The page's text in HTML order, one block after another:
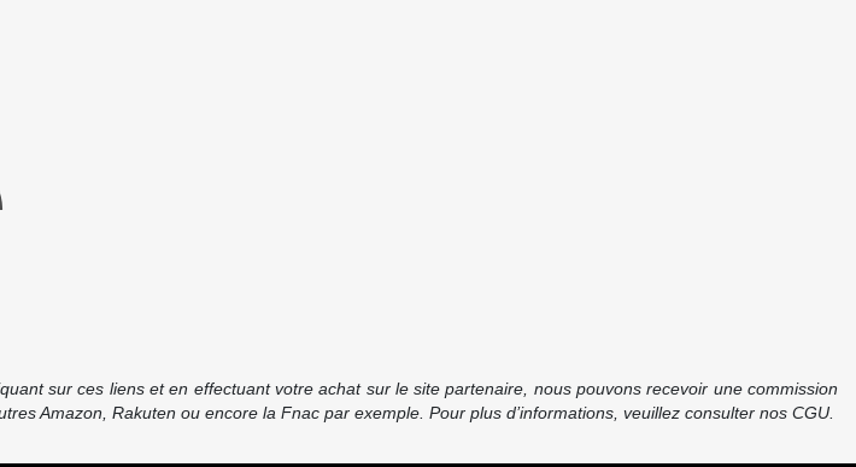
sur ces liens et en effectuant votre achat sur le site partenaire, nous pouvons recevoir une commission
Amazon, Rakuten ou encore la Fnac par exemple. Pour plus d’informations, veuillez consulter nos CGU.